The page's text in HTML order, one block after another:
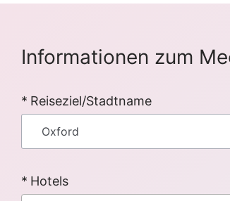
Informationen zum
Reiseziel/Stadtname
Hotels